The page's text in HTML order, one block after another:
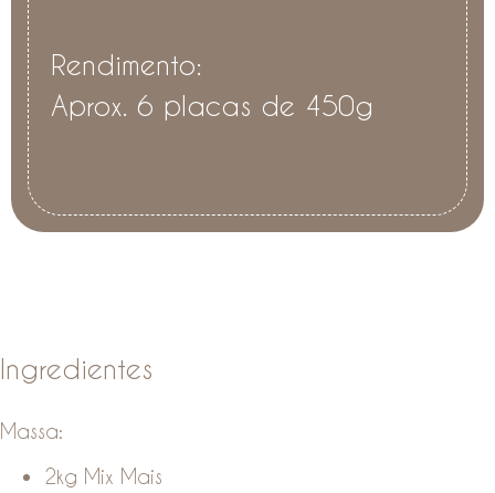
Rendimento:
Aprox. 6 placas de 450g
Ingredientes
Massa:
2kg Mix Mais